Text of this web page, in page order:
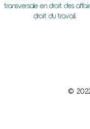
transversale en droit des
droit du travail.
©